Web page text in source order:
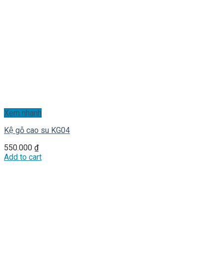
Xem nhanh
Kệ gỗ cao su KG04
550.000 ₫
Add to cart